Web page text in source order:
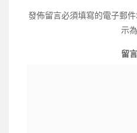
發佈留言必須填寫的電子郵件
示為
留言